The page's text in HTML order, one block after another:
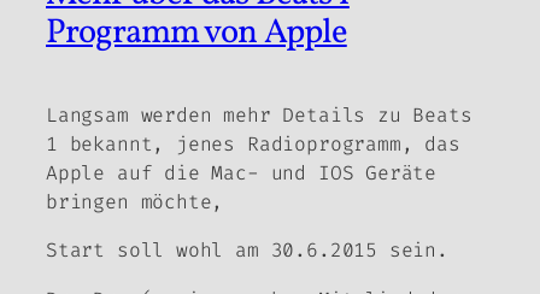
Programm von Apple
Langsam werden mehr Details zu Beats
1 bekannt, jenes Radioprogramm, das
Apple auf die Mac- und IOS Geräte
bringen möchte,
Start soll wohl am 30.6.2015 sein.